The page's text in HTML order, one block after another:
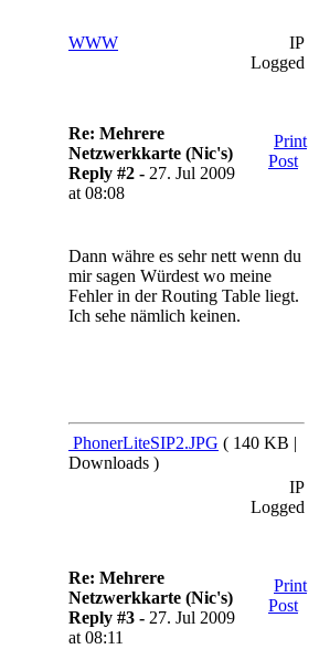
WWW
IP
Logged
Re: Mehrere
Netzwerkkarte (Nic's)
Reply #2 - 27. Jul 2009
at 08:08
Print
Post
Dann währe es sehr nett wenn du
mir sagen Würdest wo meine
Fehler in der Routing Table liegt.
Ich sehe nämlich keinen.
PhonerLiteSIP2.JPG ( 140 KB |
Downloads )
IP
Logged
Re: Mehrere
Netzwerkkarte (Nic's)
Reply #3 - 27. Jul 2009
at 08:11
Print
Post